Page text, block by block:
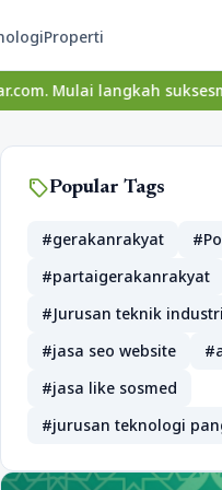
Properti
suksesmu hari ini!
sellPopular Tags
#gerakanrakyat
#partaigerakanrakyat
#Jurusan teknik industri
#jasa seo website
#jasa like sosmed
#jurusan teknologi